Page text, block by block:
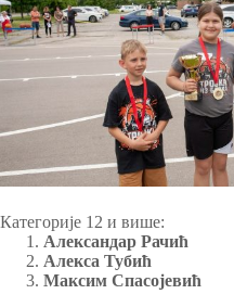
Категорије 12 и више:
Александар Рачић
Алекса Тубић
Максим Спасојевић